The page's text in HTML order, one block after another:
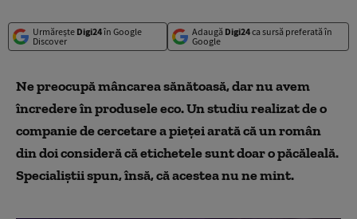
Urmărește Digi24în Google
Discover
Adaugă Digi24ca sursă preferată în
Google
Ne preocupă mâncarea sănătoasă, dar nu avem
încredere în produsele eco. Un studiu realizat de o
companie de cercetare a pieței arată că un român
din doi consideră că etichetele sunt doar o păcăleală.
Specialiștii spun, însă, că acestea nu ne mint.